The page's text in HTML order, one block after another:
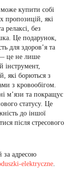
купити собі
пропозицій, які
релаксі, без
Це подарунок,
для здоров’я та
— це не лише
інструмент,
які борються з
з кровообігом.
м’язи та покращує
статусу. Це
до іншої
після стресового
за адресою
elektryczne.